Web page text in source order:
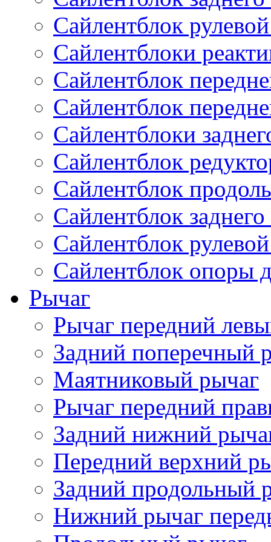
Сайлентблок
Сайлентблоки
Сайлентблок
Сайлентблок
Сайлентблоки
Сайлентблок
Сайлентблок
Сайлентблок
Сайлентблок
Сайлентблок опоры
Рычаг
Рычаг передний
Задний поперечный
Маятниковый рычаг
Рычаг передний
Задний нижний
Передний верхний
Задний продольный
Нижний рычаг